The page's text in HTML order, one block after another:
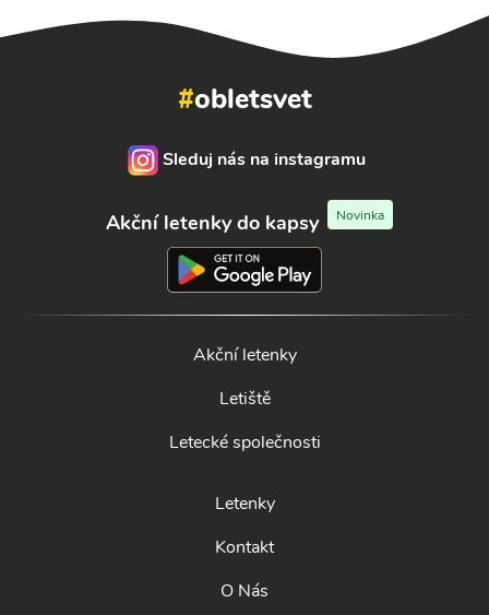
#obletsvet
Sleduj nás na instagramu
Akční letenky do kapsy Novinka
Akční letenky
Letiště
Letecké společnosti
Letenky
Kontakt
O Nás